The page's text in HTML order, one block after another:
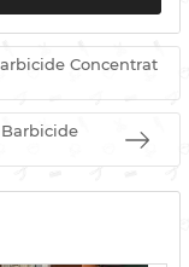
Concentrat